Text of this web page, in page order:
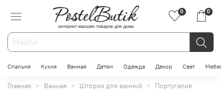
интернет-магазин товаров для дома
0 0
Спальня Кухня Ванная Детям Одежда Декор Свет
Главная Ванная Шторки для ванной Португалия